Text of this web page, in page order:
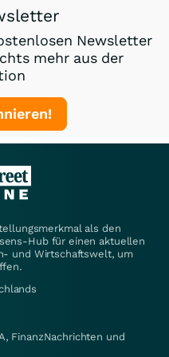
Newsletter
mehr aus der
als den
Hub für einen aktuellen
und Wirtschaftswelt, um
FinanzNachrichten und